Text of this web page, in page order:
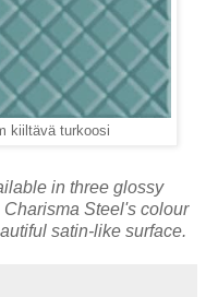
kiiltävä turkoosi
in three glossy
Steel's colour
satin-like surface.